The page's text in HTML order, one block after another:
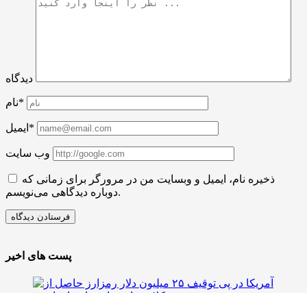
دیدگاه
نام*
ایمیل*
وب سایت
ذخیره نام، ایمیل و وبسایت من در مرورگر برای زمانی که
دوباره دیدگاهی می‌نویسم.
پست های اخیر